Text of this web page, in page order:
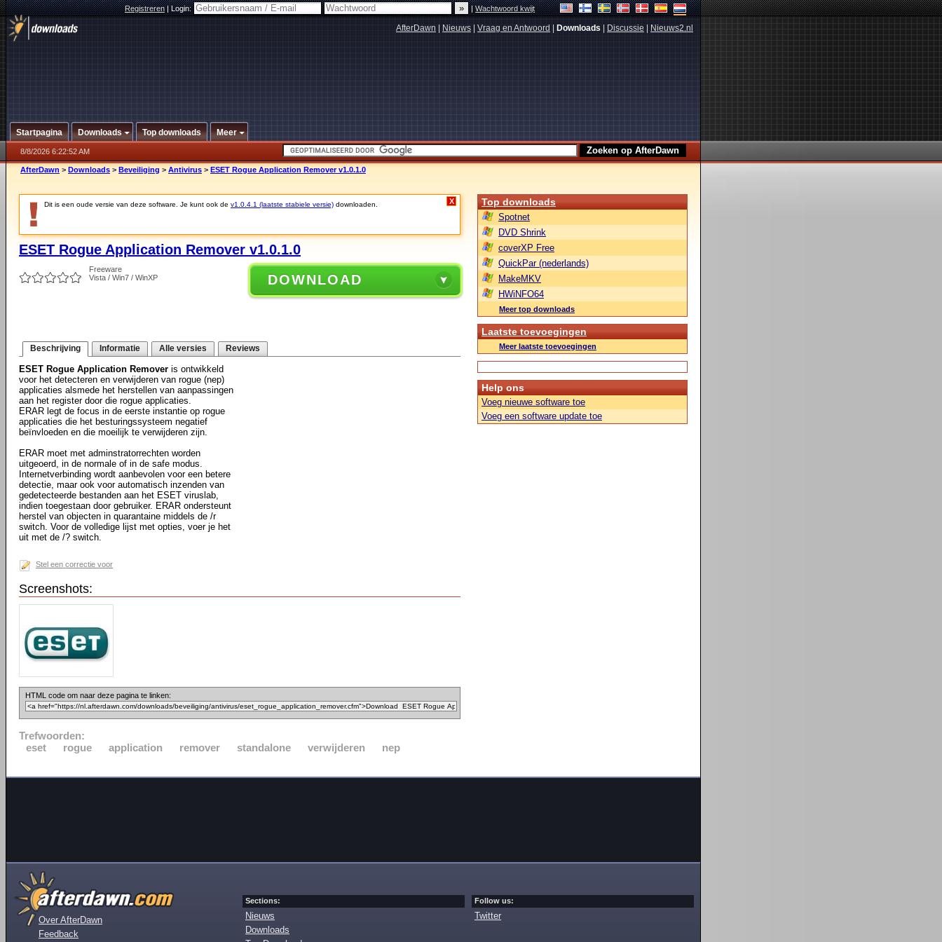
Registreren|Login: |Wachtwoord kwijt
AfterDawn Nieuws Vraag en Antwoord Downloads Discussie Nieuws2.nl
Startpagina Downloads Top downloads Meer
8/8/2026 6:22:52 AM
AfterDawn > Downloads > Beveiliging > Antivirus > ESET Rogue Application Remover v1.0.1.0
Dit is een oude versie van deze software. Je kunt ook de v1.0.4.1 (laatste stabiele versie) downloaden. X
ESET Rogue Application Remover v1.0.1.0
Freeware
Vista / Win7 / WinXP
DOWNLOAD
Beschrijving Informatie Alle versies Reviews
ESET Rogue Application Remover is ontwikkeld
voor het detecteren en verwijderen van rogue (nep)
applicaties alsmede het herstellen van aanpassingen
aan het register door die rogue applicaties.
ERAR legt de focus in de eerste instantie op rogue
applicaties die het besturingssysteem negatief
beïnvloeden en die moeilijk te verwijderen zijn.
ERAR moet met adminstratorrechten worden
uitgeoerd, in de normale of in de safe modus.
Internetverbinding wordt aanbevolen voor een betere
detectie, maar ook voor automatisch inzenden van
gedetecteerde bestanden aan het ESET viruslab,
indien toegestaan door gebruiker. ERAR ondersteunt
herstel van objecten in quarantaine middels de /r
switch. Voor de volledige lijst met opties, voer je het
uit met de /? switch.
Stel een correctie voor
Screenshots:
HTML code om naar deze pagina te linken:
Trefwoorden:
eset
rogue application remover standalone verwijderen nep
Top downloads
Spotnet
DVD Shrink
coverXP Free
QuickPar (nederlands)
MakeMKV
HWiNFO64
Meer top downloads
Laatste toevoegingen
Meer laatste toevoegingen
Help ons
Voeg nieuwe software toe
Voeg een software update toe
Over AfterDawn
Feedback
Sections:
Nieuws
Downloads
Follow us:
Twitter